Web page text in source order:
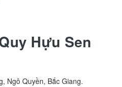
Hựu Sen
Ngô Quyền, Bắc Giang.